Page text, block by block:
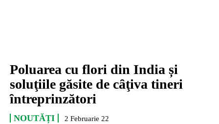
Poluarea cu flori din India și
soluţiile găsite de cȃţiva tineri
ȋntreprinzători
NOUTĂȚI 2 Februarie 22